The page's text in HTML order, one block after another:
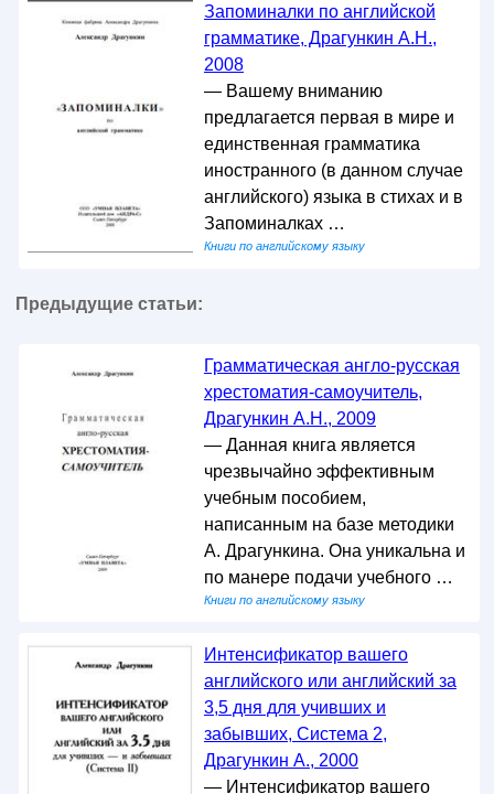
Запоминалки по английской
грамматике, Драгункин А.Н.,
2008
— Вашему вниманию
предлагается первая в мире и
единственная грамматика
иностранного (в данном случае
английского) языка в стихах и в
Запоминалках …
Книги по английскому языку
Предыдущие статьи:
Грамматическая англо-русская
хрестоматия-самоучитель,
Драгункин А.Н., 2009
— Данная книга является
чрезвычайно эффективным
учебным пособием,
написанным на базе методики
А. Драгункина. Она уникальна и
по манере подачи учебного …
Книги по английскому языку
Интенсификатор вашего
английского или английский за
3,5 дня для учивших и
забывших, Система 2,
Драгункин А., 2000
— Интенсификатор вашего